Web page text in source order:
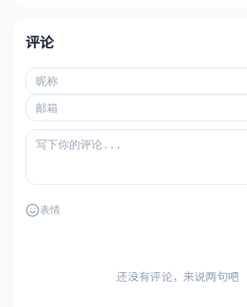
评论
表情
还没有评论，来说两句吧